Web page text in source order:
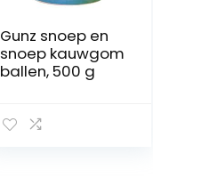
Gunz snoep en
snoep kauwgom
ballen, 500 g